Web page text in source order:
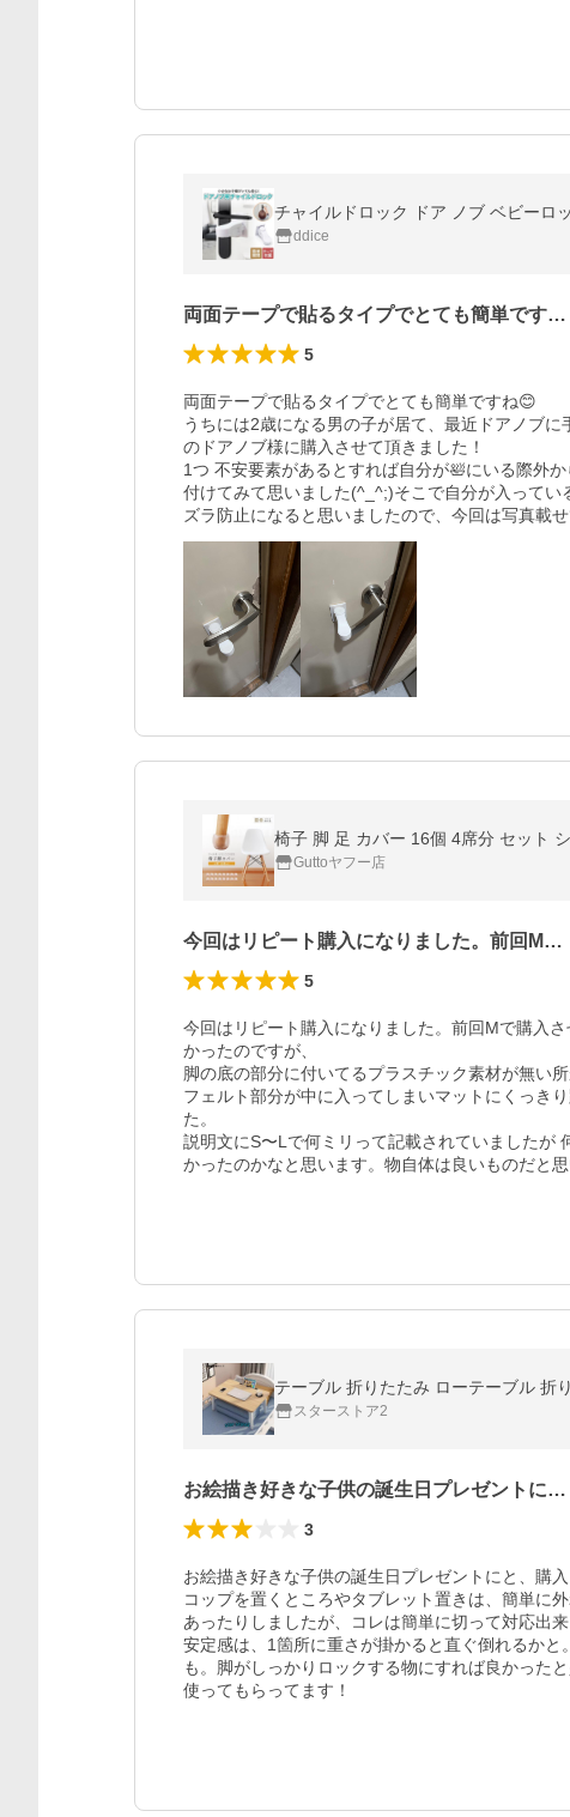
チャイルドロック ドア ノブ ベビーロ
ddice
両面テープで貼るタイプでとても簡単です…
5
両面テープで貼るタイプでとても簡単ですね😊
うちには2歳になる男の子が居て、最近ドアノブ
のドアノブ様に購入させて頂きました！
1つ 不安要素があるとすれば自分が🛀にいる際外
付けてみて思いました(^_^;)そこで自分が入って
ズラ防止になると思いましたので、今回は写真載
椅子 脚 足 カバー 16個 4席分 セット
Guttoヤフー店
今回はリピート購入になりました。前回M…
5
今回はリピート購入になりました。前回Mで購入
かったのですが、
脚の底の部分に付いてるプラスチック素材が無い所
フェルト部分が中に入ってしまいマットにくっき
た。
説明文にS〜Lで何ミリって記載されていましたが
かったのかなと思います。物自体は良いものだと
テーブル 折りたたみ ローテーブル 折
スターストア2
お絵描き好きな子供の誕生日プレゼントに…
3
お絵描き好きな子供の誕生日プレゼントにと、購入
コップを置くところやタブレット置きは、簡単に
あったりしましたが、コレは簡単に切って対応出来
安定感は、1箇所に重さが掛かると直ぐ倒れるか
も。脚がしっかりロックする物にすれば良かった
使ってもらってます！